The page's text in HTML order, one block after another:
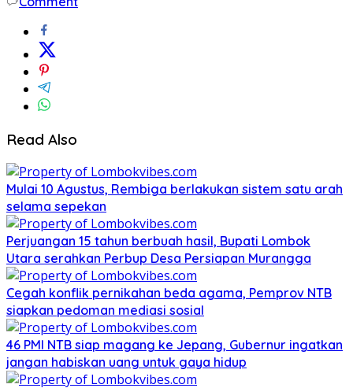
Read Also
Mulai 10 Agustus, Rembiga berlakukan sistem satu arah
selama sepekan
Perjuangan 15 tahun berbuah hasil, Bupati Lombok
Utara serahkan Perbup Desa Persiapan Murangga
Cegah konflik pernikahan beda agama, Pemprov NTB
siapkan pedoman mediasi sosial
46 PMI NTB siap magang ke Jepang, Gubernur ingatkan
jangan habiskan uang untuk gaya hidup